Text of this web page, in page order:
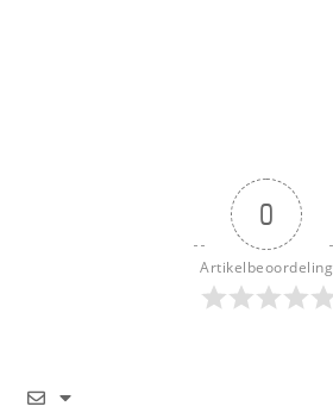
0
Artikelbeoordeling